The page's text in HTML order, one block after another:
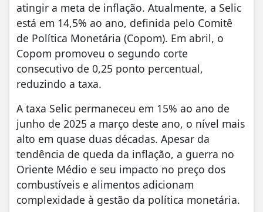
atingir a meta de inflação. Atualmente, a Selic
está em 14,5% ao ano, definida pelo Comitê
de Política Monetária (Copom). Em abril, o
Copom promoveu o segundo corte
consecutivo de 0,25 ponto percentual,
reduzindo a taxa.
A taxa Selic permaneceu em 15% ao ano de
junho de 2025 a março deste ano, o nível mais
alto em quase duas décadas. Apesar da
tendência de queda da inflação, a guerra no
Oriente Médio e seu impacto no preço dos
combustíveis e alimentos adicionam
complexidade à gestão da política monetária.